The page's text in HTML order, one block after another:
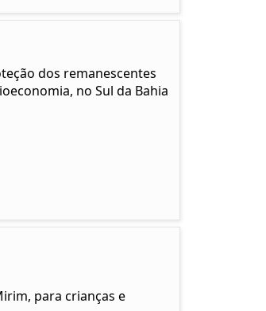
dos remanescentes
no Sul da Bahia
para crianças e